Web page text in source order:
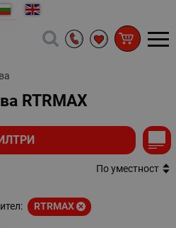
RTRMAX
По уместност
RTRMAX